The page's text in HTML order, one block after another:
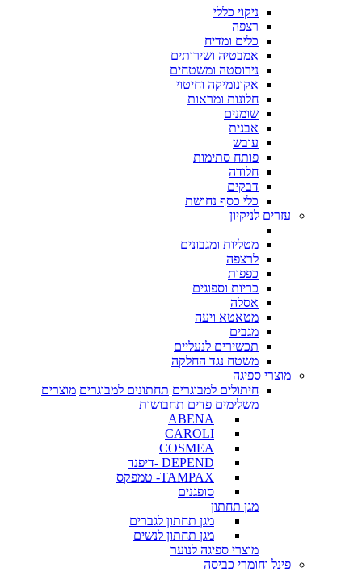
ניקוי כללי
רצפה
כלים ומדיח
אמבטיה ושירותים
נירוסטה ומשטחים
אקונומיקה וחיטוי
חלונות ומראות
שומנים
אבנית
עובש
פותח סתימות
חלודה
דבקים
כלי כסף נחושת
עזרים לניקיון
מטליות ומגבונים
לרצפה
כפפות
כריות וספוגים
אסלה
מטאטא ויעה
מגבים
תכשירים לנעליים
משטח נגד החלקה
מוצרי ספיגה
חיתולים למבוגרים תחתונים למבוגרים מוצרים
משלימים פדים תחבושות
ABENA
CAROLI
COSMEA
DEPEND -דיפנד
TAMPAX- טמפקס
סופגנים
מגן תחתון
מגן תחתון לגברים
מגן תחתון לנשים
מוצרי ספיגה לנוער
פינל וחומרי כביסה